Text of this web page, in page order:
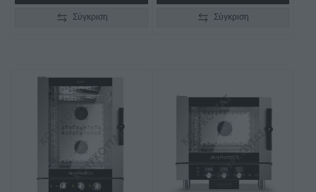
Σύγκριση Σύγκριση